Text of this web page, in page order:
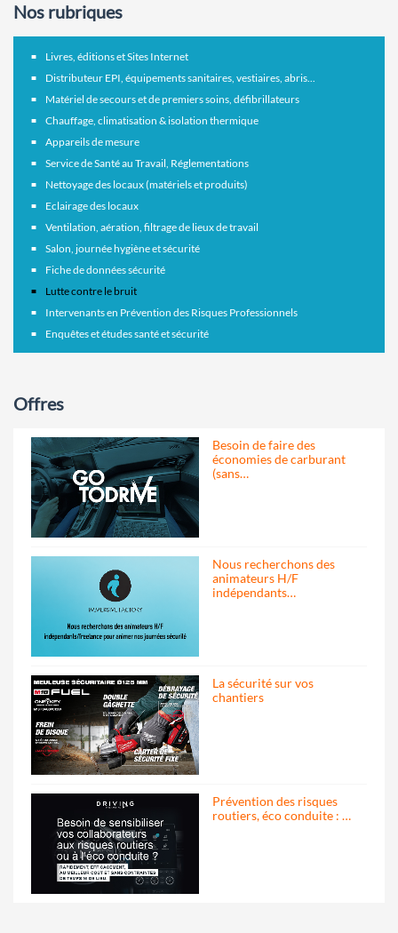
Nos rubriques
Livres, éditions et Sites Internet
Distributeur EPI, équipements sanitaires, vestiaires, abris...
Matériel de secours et de premiers soins, défibrillateurs
Chauffage, climatisation & isolation thermique
Appareils de mesure
Service de Santé au Travail, Réglementations
Nettoyage des locaux (matériels et produits)
Eclairage des locaux
Ventilation, aération, filtrage de lieux de travail
Salon, journée hygiène et sécurité
Fiche de données sécurité
Lutte contre le bruit
Intervenants en Prévention des Risques Professionnels
Enquêtes et études santé et sécurité
Offres
Besoin de faire des
économies de carburant
(sans…
Nous recherchons des
animateurs H/F
indépendants…
La sécurité sur vos
chantiers
Prévention des risques
routiers, éco conduite : …